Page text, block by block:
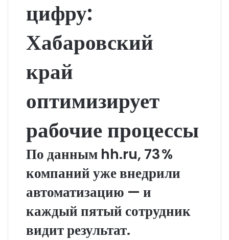
цифру:
Хабаровский
край
оптимизирует
рабочие процессы
По данным hh.ru, 73 %
компаний уже внедрили
автоматизацию — и
каждый пятый сотрудник
видит результат.